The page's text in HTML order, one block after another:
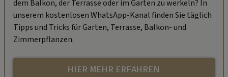
dem Balkon, der Terrasse oder im Garten zu werkeln? In
unserem kostenlosen WhatsApp-Kanal finden Sie täglich
Tipps und Tricks für Garten, Terrasse, Balkon- und
Zimmerpflanzen.
HIER MEHR ERFAHREN